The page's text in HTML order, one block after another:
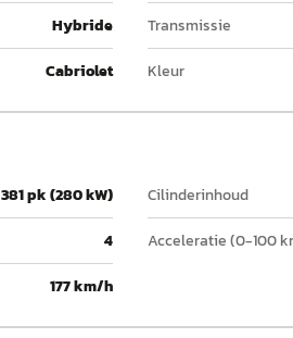
Hybride Transmissie
Cabriolet Kleur
381 pk (280 kW) Cilinderinhoud
4 Acceleratie (0-100
177 km/h